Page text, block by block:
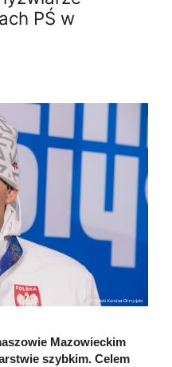
PŚ w
Mazowieckim
szybkim. Celem